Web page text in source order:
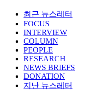
최근 뉴스레터
FOCUS
INTERVIEW
COLUMN
PEOPLE
RESEARCH
NEWS BRIEFS
DONATION
지난 뉴스레터